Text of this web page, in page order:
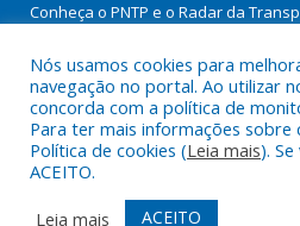
Conheça o PNTP e o Radar da
Todos os direitos reservados
Mapa do Site Acessar Área
Nós usamos cookies para
navegação no portal. Ao utilizar
concorda com a política de
Para ter mais informações sobre
Política de cookies (Leia mais).
ACEITO.
Leia mais
ACEITO